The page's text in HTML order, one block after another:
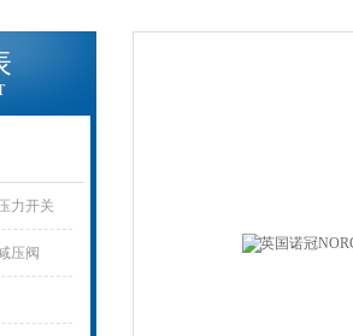
力开关
压阀